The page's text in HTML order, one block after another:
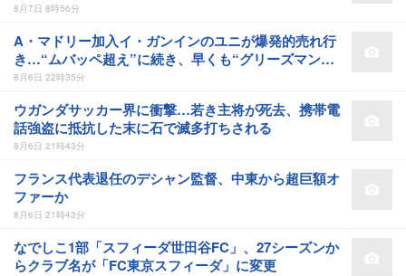
8月7日 8時56分
A・マドリー加入イ・ガンインのユニが爆発的売れ行
き…“ムバッペ超え”に続き、早くも“グリーズマン超
え”達成か
8月6日 22時35分
ウガンダサッカー界に衝撃…若き主将が死去、携帯電
話強盗に抵抗した末に石で滅多打ちされる
8月6日 21時43分
フランス代表退任のデシャン監督、中東から超巨額オ
ファーか
8月6日 21時43分
なでしこ1部「スフィーダ世田谷FC」、27シーズンか
らクラブ名が「FC東京スフィーダ」に変更